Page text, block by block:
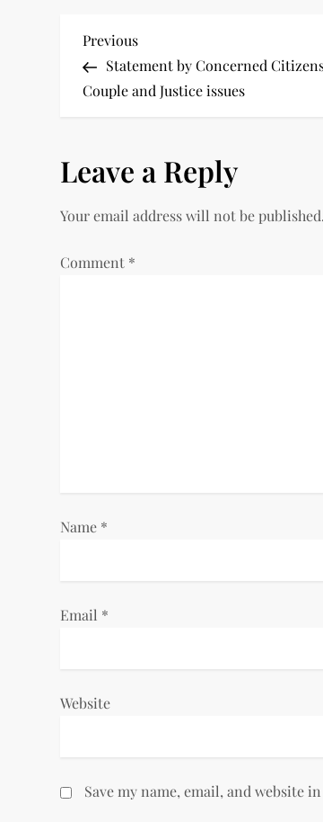
P
o
t
n
o
Previous
Post
Previous
Statement by Concerned
Couple and Justice issues
Leave a Reply
Your email address will not be published.
Comment *
Name *
Email *
Website
Save my name, email, and website